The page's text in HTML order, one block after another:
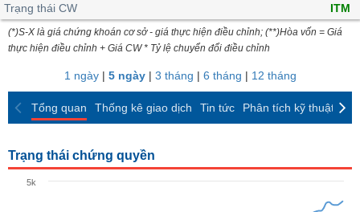
Tài
liệu
cổ
Top
cổ
phiếu
ngành
giao
dịch
giao
dịch
Bộ
lọc
cổ
So
sánh
Báo
cáo
Dịch
vụ
Trạng thái CW
ITM
(*)S-X là giá chứng khoán cơ sở - giá thực hiện điều chỉnh; (**)Hòa vốn = Giá
thực hiện điều chỉnh + Giá CW * Tỷ lệ chuyển đổi điều chỉnh
1 ngày| 5 ngày| 3 tháng | 6 tháng | 12 tháng
Tổng quan Thống kê giao dịch Tin tức Phân tích kỹ thuật
Trạng thái chứng quyền
5k
HÀNG
KINH